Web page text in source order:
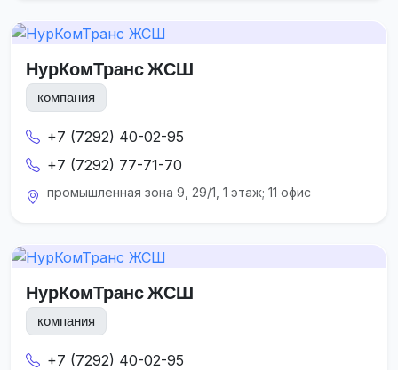
НурКомТранс ЖСШ
компания
+7 (7292) 40-02-95
+7 (7292) 77-71-70
промышленная зона 9, 29/1, 1 этаж; 11 офис
НурКомТранс ЖСШ
компания
+7 (7292) 40-02-95